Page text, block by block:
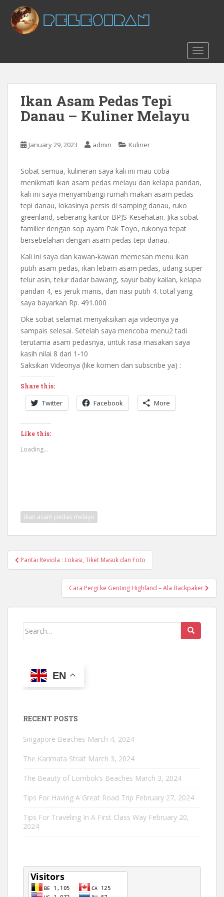
o
Ikan Asam Pedas Tepi
Danau – Kuliner Melayu
January 29, 2023 admin Kuliner
Sobat semua, kulineran saya kali ini mau coba
menikmati ikan asam pedas melayu dan kelapa pandan,
kali ini saya menyambangi rumah makan asam pedas
tepi danau, lokasinya persis di samping danau, ruko
greenland, seberang kantor BPJS Kesehatan. Jika sobat
familier dengan sop ayam Pak Toyo, rukonya tepat
bersebelahan dengan asam pedas tepi danau.
Kali ini saya dan kawan-kawan memesan menu ikan
putih asam pedas, ikan lebam asam pedas, udang super
telur asin, telur dadar bawang, sayur baby kailan, kelapa
pandan 4, es jeruk manis, dan nasi putih 4. total yang
saya bayarkan Rp. 491.000
Oke sobat selamat menyaksikan aja videonya ya
sampais selesai. Setelah saya mencoba menu2 tadi
terutama asam pedasnya, untuk rasa masakan saya
kasih nilai 8 dari 1-10
Saksikan Videonya (like komen dan subscribe ya) :
Share this:
Twitter Facebook More
Like this:
Loading...
ikan asam pedas melayu
Post
navigation
Pantai Reviola : Lokasi, Tiket Masuk dan Foto
Cara Pergi ke Genting Highland – Ala Backpaker
Search
EN
RECENT POSTS
Singapore Beaches March 4, 2024
The Karimata Strait March 3, 2024
The Beauty of Lombok’s Beaches March 3, 2024
Tips For Having A Great Road Trip February 27, 2024
Tips For Traveling In A First Class Way February 20,
2024